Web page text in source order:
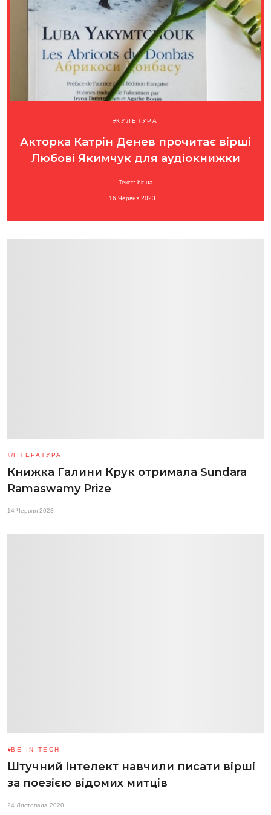
КУЛЬТУРА
Акторка Катрін Денев прочитає вірші
Любові Якимчук для аудіокнижки
Текст: bit.ua
16 Червня 2023
ЛІТЕРАТУРА
Книжка Галини Крук отримала Sundara
Ramaswamy Prize
14 Червня 2023
BE IN TECH
Штучний інтелект навчили писати вірші
за поезією відомих митців
24 Листопада 2020